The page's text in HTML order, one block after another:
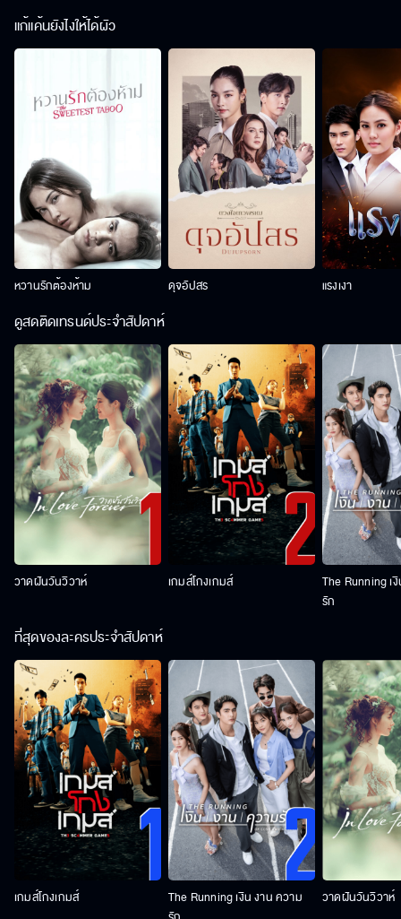
แก้แค้นยังไงให้ได้ผัว
หวานรักต้องห้าม ดุจอัปสร แรงเงา
ดูสดติดเทรนด์ประจำสัปดาห์
วาดฝันวันวิวาห์ เกมส์โกงเกมส์
The Running เ
รัก
ที่สุดของละครประจำสัปดาห์
เกมส์โกงเกมส์
The Running เงิน งาน ความ
วาดฝันวันวิวาห์